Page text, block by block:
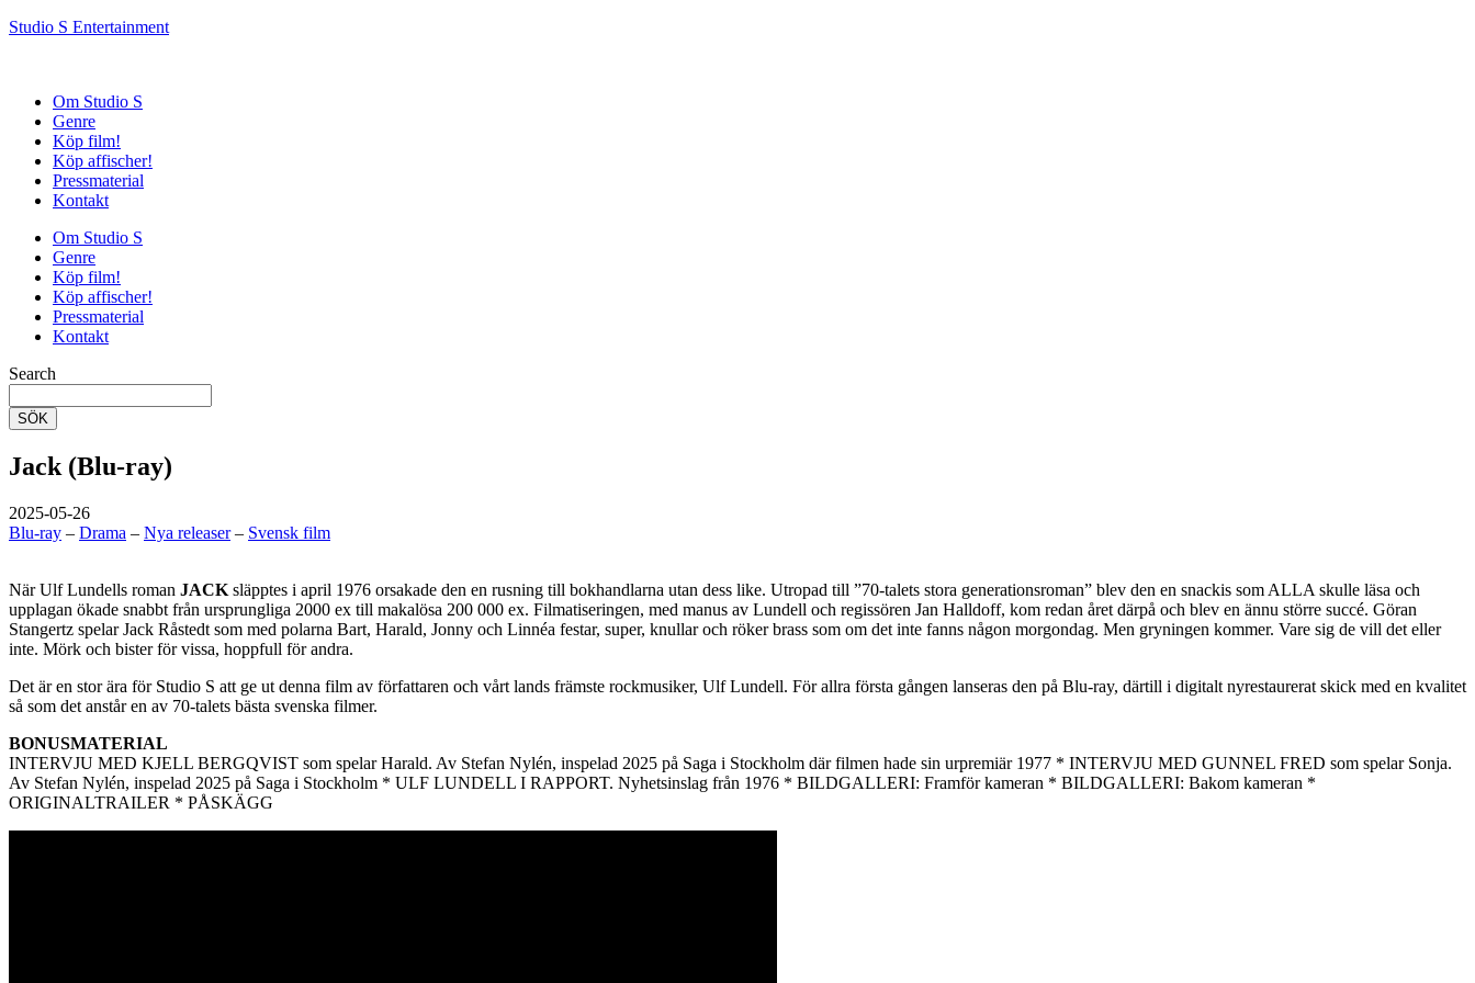
Studio S Entertainment
Om Studio S
Genre
Köp film!
Köp affischer!
Pressmaterial
Kontakt
Om Studio S
Genre
Köp film!
Köp affischer!
Pressmaterial
Kontakt
Search
SÖK
Jack (Blu-ray)
2025-05-26
Blu-ray – Drama – Nya releaser– Svensk film
När Ulf Lundells roman JACK släpptes i april 1976 orsakade den en rusning till bokhandlarna utan dess like. Utropad till ”70-talets stora generationsroman” blev den en snackis som ALLA skulle läsa och
upplagan ökade snabbt från ursprungliga 2000 ex till makalösa 200 000 ex. Filmatiseringen, med manus av Lundell och regissören Jan Halldoff, kom redan året därpå och blev en ännu större succé. Göran
Stangertz spelar Jack Råstedt som med polarna Bart, Harald, Jonny och Linnéa festar, super, knullar och röker brass som om det inte fanns någon morgondag. Men gryningen kommer. Vare sig de vill det eller
inte. Mörk och bister för vissa, hoppfull för andra.
Det är en stor ära för Studio S att ge ut denna film av författaren och vårt lands främste rockmusiker, Ulf Lundell. För allra första gången lanseras den på Blu-ray, därtill i digitalt nyrestaurerat skick med en kvalitet
så som det anstår en av 70-talets bästa svenska filmer.
BONUSMATERIAL
INTERVJU MED KJELL BERGQVIST som spelar Harald. Av Stefan Nylén, inspelad 2025 på Saga i Stockholm där filmen hade sin urpremiär 1977 * INTERVJU MED GUNNEL FRED som spelar Sonja.
Av Stefan Nylén, inspelad 2025 på Saga i Stockholm * ULF LUNDELL I RAPPORT. Nyhetsinslag från 1976 * BILDGALLERI: Framför kameran * BILDGALLERI: Bakom kameran *
ORIGINALTRAILER * PÅSKÄGG